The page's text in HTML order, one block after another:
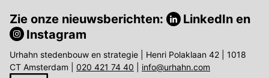
Zie onze nieuwsberichten: LinkedIn en
Instagram
Urhahn stedenbouw en strategie | Henri Polaklaan 42 | 1018
CT Amsterdam | 020 421 74 40 info@urhahn.com